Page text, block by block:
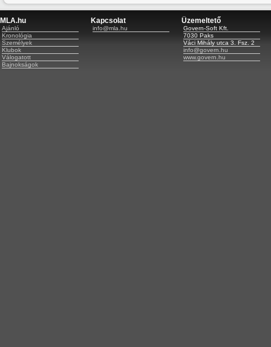
MLA.hu
Ajánló
Kronológia
Személyek
Klubok
Válogatott
Bajnokságok
Kapcsolat
info@mla.hu
Üzemeltető
Govern-Soft Kft.
7030 Paks
Váci Mihály utca 3. Fsz. 2
info@govern.hu
www.govern.hu